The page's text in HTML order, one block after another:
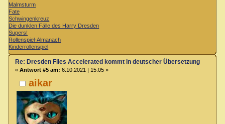
Malmsturm
Fate
Schwingenkreuz
Die dunklen Fälle des Harry Dresden
Supers!
Rollenspiel-Almanach
Kinderrollenspiel
aikar
Re: Dresden Files Accelerated kommt in deutscher Übersetzung
« Antwort #5 am: 6.10.2021 | 15:05 »